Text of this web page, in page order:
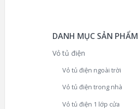
DANH MỤC SẢN PHẨM
Vỏ tủ điện
Vỏ tủ điện ngoài trời
Vỏ tủ điện trong nhà
Vỏ tủ điện 1 lớp cửa